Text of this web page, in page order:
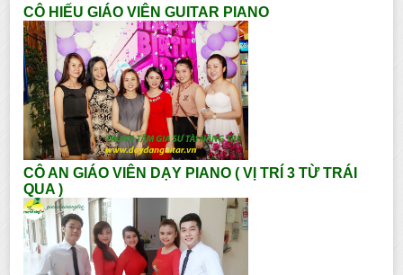
CÔ HIẾU GIÁO VIÊN GUITAR PIANO
CÔ AN GIÁO VIÊN DẠY PIANO ( VỊ TRÍ 3 TỪ TRÁI
QUA )